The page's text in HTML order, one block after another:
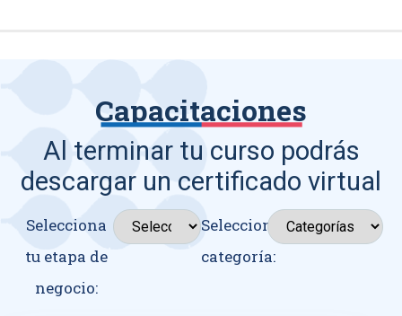
Capacitaciones
Al terminar tu curso podrás
descargar un certificado virtual
Selecciona
tu etapa de
negocio:
Seleccionar
categoría: